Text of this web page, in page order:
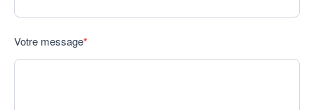
Votre message*